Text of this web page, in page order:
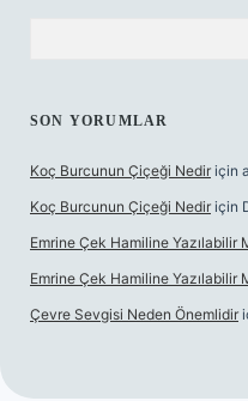
SON YORUMLAR
Koç Burcunun Çiçeği Nedir için
Koç Burcunun Çiçeği Nedir için
Emrine Çek Hamiline Yazılabilir
Emrine Çek Hamiline Yazılabilir
Çevre Sevgisi Neden Önemlidir